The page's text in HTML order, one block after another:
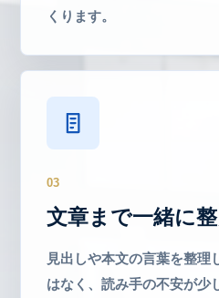
くります。
03
文章まで一緒に
見出しや本文の言葉を整理
はなく、読み手の不安が少